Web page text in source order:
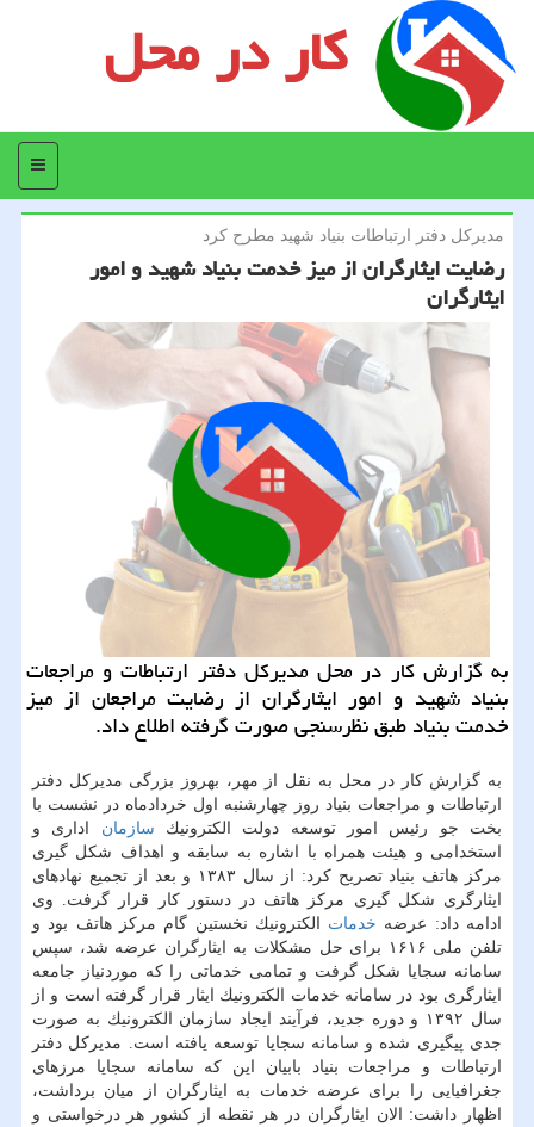
کار در محل
منو
مدیركل دفتر ارتباطات بنیاد شهید مطرح كرد
رضایت ایثارگران از میز خدمت بنیاد شهید و امور
ایثارگران
به گزارش كار در محل مدیركل دفتر ارتباطات و مراجعات
بنیاد شهید و امور ایثارگران از رضایت مراجعان از میز
خدمت بنیاد طبق نظرسنجی صورت گرفته اطلاع داد.
به گزارش كار در محل به نقل از مهر، بهروز بزرگی مدیركل دفتر
ارتباطات و مراجعات بنیاد روز چهارشنبه اول خردادماه در نشست با
بخت جو رئیس امور توسعه دولت الكترونیك سازمان اداری و
استخدامی و هیئت همراه با اشاره به سابقه و اهداف شكل گیری
مركز هاتف بنیاد تصریح كرد: از سال ۱۳۸۳ و بعد از تجمیع نهادهای
ایثارگری شكل گیری مركز هاتف در دستور كار قرار گرفت. وی
ادامه داد: عرضه خدمات الكترونیك نخستین گام مركز هاتف بود و
تلفن ملی ۱۶۱۶ برای حل مشكلات به ایثارگران عرضه شد، سپس
سامانه سجایا شكل گرفت و تمامی خدماتی را كه موردنیاز جامعه
ایثارگری بود در سامانه خدمات الكترونیك ایثار قرار گرفته است و از
سال ۱۳۹۲ و دوره جدید، فرآیند ایجاد سازمان الكترونیك به صورت
جدی پیگیری شده و سامانه سجایا توسعه یافته است. مدیركل دفتر
ارتباطات و مراجعات بنیاد بابیان این كه سامانه سجایا مرزهای
جغرافیایی را برای عرضه خدمات به ایثارگران از میان برداشت،
اظهار داشت: الان ایثارگران در هر نقطه از كشور هر درخواستی و